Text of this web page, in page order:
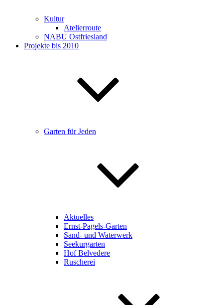
Kultur
Atelierroute
NABU Ostfriesland
Projekte bis 2010
Garten für Jeden
Aktuelles
Ernst-Pagels-Garten
Sand- und Waterwerk
Seekurgarten
Hof Belvedere
Ruscherei